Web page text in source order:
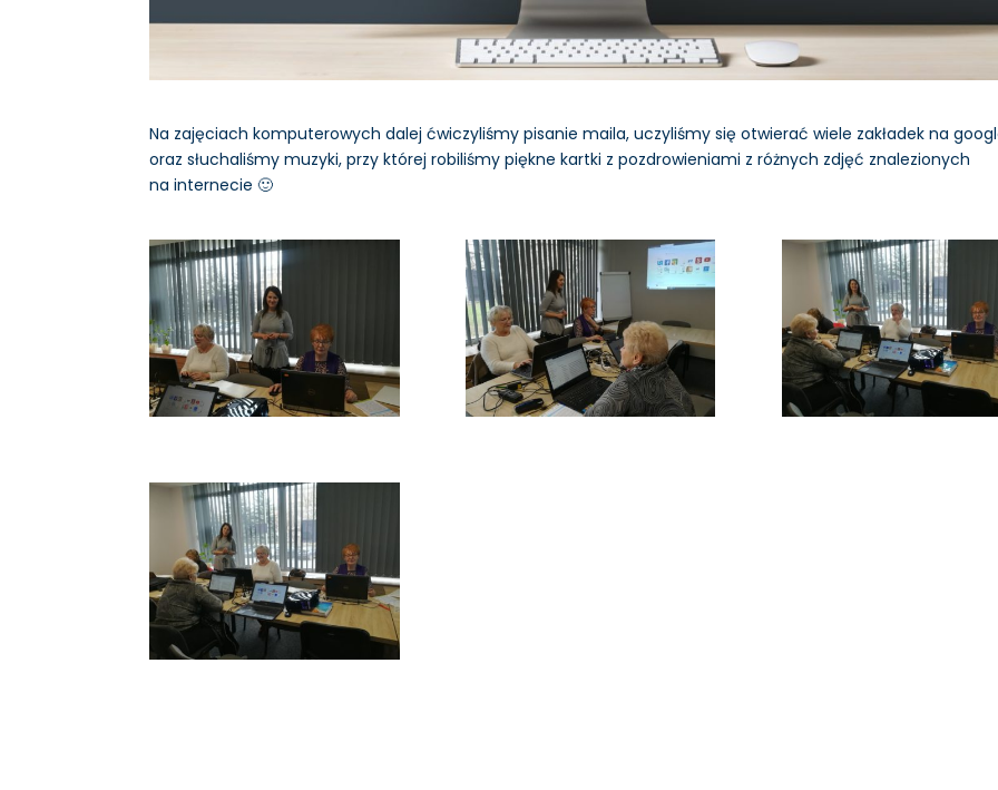
Na zajęciach komputerowych dalej ćwiczyliśmy pisanie maila, uczyliśmy się otwierać wiele zakładek na
oraz słuchaliśmy muzyki, przy której robiliśmy piękne kartki z pozdrowieniami z różnych zdjęć znalezionych
na internecie 🙂